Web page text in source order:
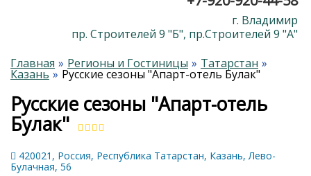
г. Владимир
пр. Строителей 9 "Б", пр.Строителей 9 "А"
Главная
Регионы и Гостиницы Татарстан
Казань Русские сезоны "Апарт-отель Булак"
Русские сезоны "Апарт-отель
Булак"
420021, Россия, Республика Татарстан, Казань, Лево-
Булачная, 56